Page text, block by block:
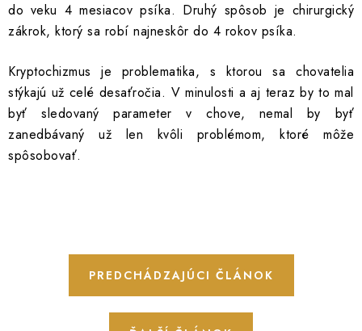
do veku 4 mesiacov psíka. Druhý spôsob je chirurgický
zákrok, ktorý sa robí najneskôr do 4 rokov psíka.
Kryptochizmus je problematika, s ktorou sa chovatelia
stýkajú už celé desaťročia. V minulosti a aj teraz by to mal
byť sledovaný parameter v chove, nemal by byť
zanedbávaný už len kvôli problémom, ktoré môže
spôsobovať.
PREDCHÁDZAJÚCI ČLÁNOK